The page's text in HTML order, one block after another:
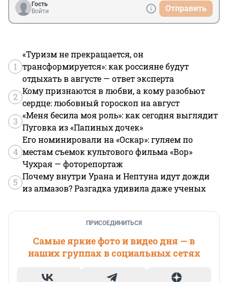
Гость
Войти
Отправить
1
«Туризм не прекращается, он
трансформируется»: как россияне будут
отдыхать в августе — ответ эксперта
2
Кому признаются в любви, а кому разобьют
сердце: любовный гороскоп на август
3
«Меня бесила моя роль»: как сегодня выглядит
Пуговка из «Папиных дочек»
4
Его номинировали на «Оскар»: гуляем по
местам съемок культового фильма «Вор»
Чухрая — фоторепортаж
5
Почему внутри Урана и Нептуна идут дожди
из алмазов? Разгадка удивила даже ученых
ПРИСОЕДИНИТЬСЯ
Самые яркие фото и видео дня — в
наших группах в социальных сетях